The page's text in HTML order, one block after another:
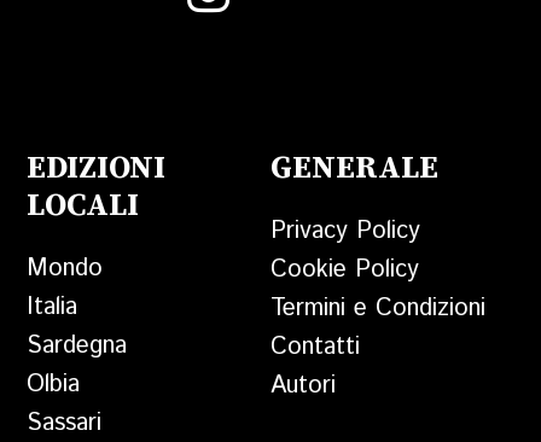
EDIZIONI
LOCALI
Mondo
Italia
Sardegna
Olbia
Sassari
GENERALE
Privacy Policy
Cookie Policy
Termini e Condizioni
Contatti
Autori